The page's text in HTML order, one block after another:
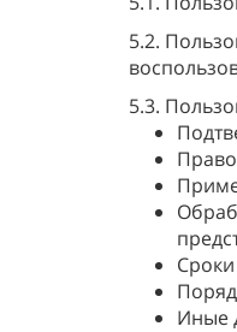
5.2.
5.3.
Иные